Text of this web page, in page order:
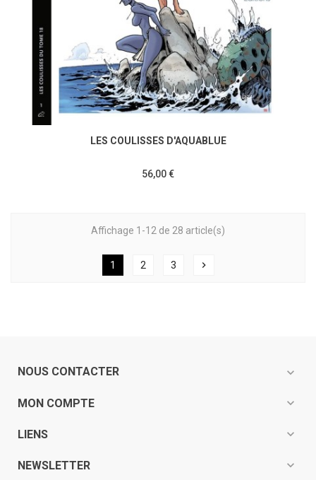
LES COULISSES D'AQUABLUE
56,00 €
Affichage 1-12 de 28 article(s)
1 2 3 chevron_right
NOUS CONTACTER expand_more
MON COMPTE expand_more
LIENS expand_more
NEWSLETTER expand_more